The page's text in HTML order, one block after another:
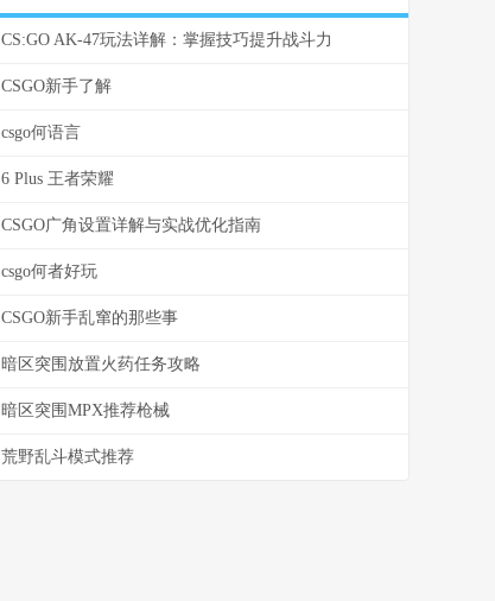
CS:GO AK-47玩法详解：掌握技巧提升战斗力
CSGO新手了解
csgo何语言
6 Plus 王者荣耀
CSGO广角设置详解与实战优化指南
csgo何者好玩
CSGO新手乱窜的那些事
暗区突围放置火药任务攻略
暗区突围MPX推荐枪械
荒野乱斗模式推荐